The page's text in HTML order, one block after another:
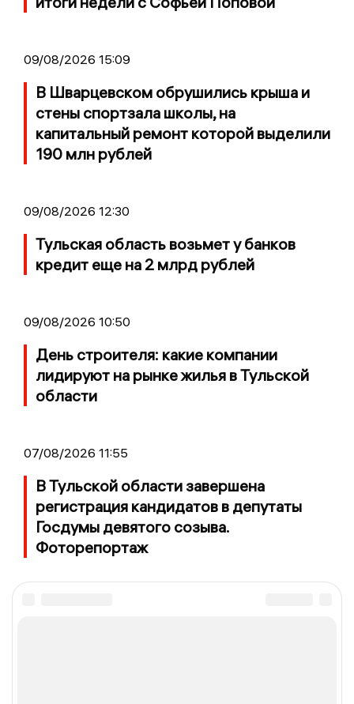
09/08/2026 15:09
В Шварцевском обрушились крыша и
стены спортзала школы, на
капитальный ремонт которой выделили
190 млн рублей
09/08/2026 12:30
Тульская область возьмет у банков
кредит еще на 2 млрд рублей
09/08/2026 10:50
День строителя: какие компании
лидируют на рынке жилья в Тульской
области
07/08/2026 11:55
В Тульской области завершена
регистрация кандидатов в депутаты
Госдумы девятого созыва.
Фоторепортаж